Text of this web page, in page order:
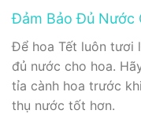
Đảm Bảo Đủ Nước
Để hoa Tết luôn tươi
đủ nước cho hoa.
tỉa cành hoa trước
thụ nước tốt hơn.